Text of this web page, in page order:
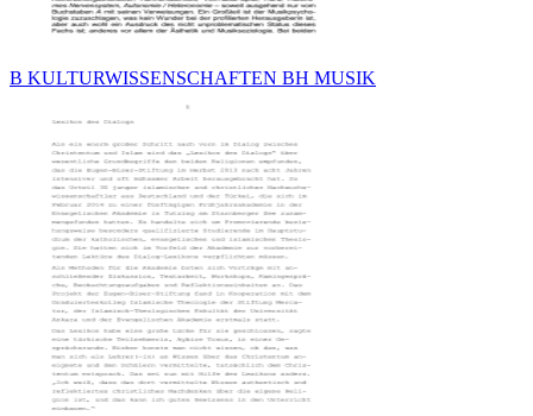
B KULTURWISSENSCHAFTEN BH MUSIK